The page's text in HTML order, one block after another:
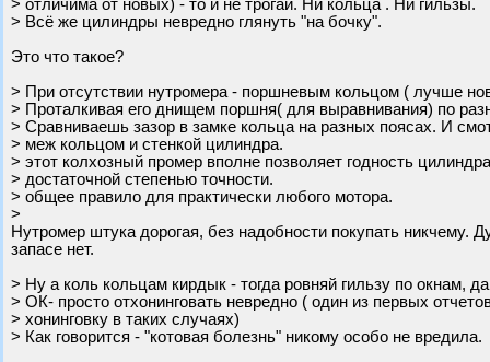
> отличима от новых) - то и не трогай. Ни кольца . Ни гильзы.
> Всё же цилиндры невредно глянуть "на бочку".
Это что такое?
> При отсутствии нутромера - поршневым кольцом ( лучше
> Проталкивая его днищем поршня( для выравнивания) по
> Сравниваешь зазор в замке кольца на разных поясах. И
> меж кольцом и стенкой цилиндра.
> этот колхозный промер вполне позволяет годность
> достаточной степенью точности.
> общее правило для практически любого мотора.
>
Нутромер штука дорогая, без надобности покупать
запасе нет.
> Ну а коль кольцам кирдык - тогда ровняй гильзу по окнам,
> ОК- просто отхонинговать невредно ( один из первых
> хонинговку в таких случаях)
> Как говорится - "котовая болезнь" никому особо не вредила.